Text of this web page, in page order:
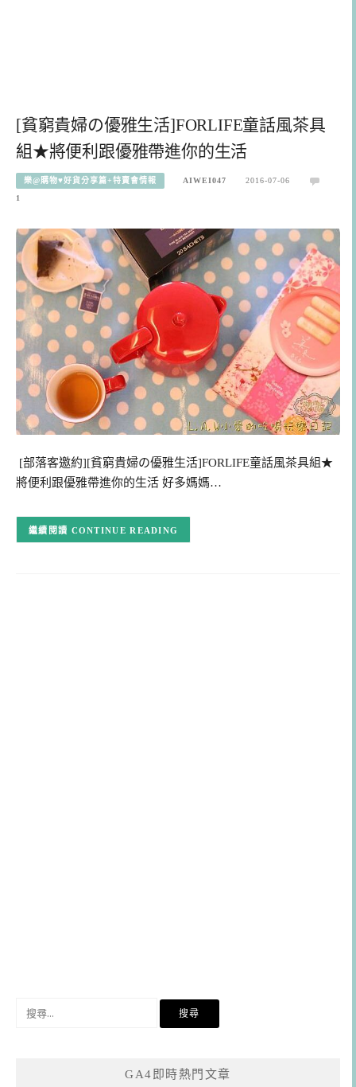
[貧窮貴婦の優雅生活]FORLIFE童話風茶具
組★將便利跟優雅帶進你的生活
樂@購物♥好貨分享篇+特賣會情報 AIWEI047
2016-07-06
1
[部落客邀約][貧窮貴婦の優雅生活]FORLIFE童話風茶具組★
將便利跟優雅帶進你的生活 好多媽媽…
CONTINUE READING
GA4即時熱門文章